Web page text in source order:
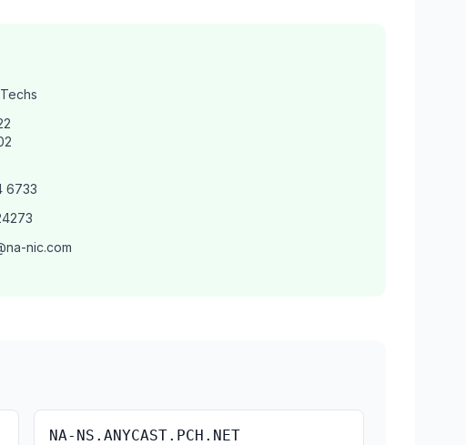
6733
nic.com
NA-NS.ANYCAST.PCH.NET